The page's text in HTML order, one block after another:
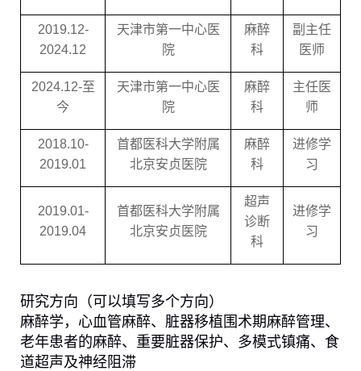
2019.12-
2024.12
天津市第一中心医
院
麻醉
科
副主任
医师
2024.12-至
今
天津市第一中心医
院
麻醉
科
主任医
师
2018.10-
2019.01
首都医科大学附属
北京安贞医院
麻醉
科
进修学
习
2019.01-
2019.04
首都医科大学附属
北京安贞医院
超声
诊断
科
进修学
习
研究方向（可以填写多个方向）
麻醉学，心血管麻醉、脏器移植围术期麻醉管理、
老年患者的麻醉、重要脏器保护、多模式镇痛、食
道超声及神经阻滞